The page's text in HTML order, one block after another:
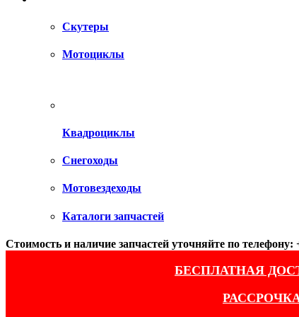
Скутеры
Мотоциклы
Квадроциклы
Снегоходы
Мотовездеходы
Каталоги запчастей
Стоимость и наличие запчастей уточняйте по телефону:
БЕСПЛАТНАЯ